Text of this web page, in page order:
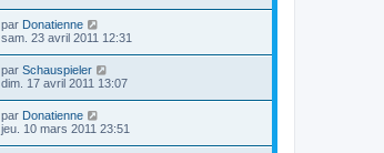
par Donatienne
sam. 23 avril 2011 12:31
par Schauspieler
dim. 17 avril 2011 13:07
par Donatienne
jeu. 10 mars 2011 23:51